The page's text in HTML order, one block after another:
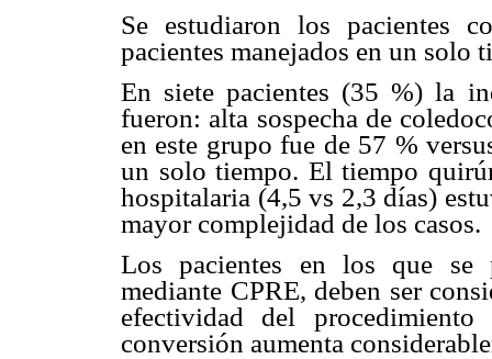
Se estudiaron los pacientes
pacientes manejados en un solo
En siete pacientes (35 %) la
fueron: alta sospecha de
en este grupo fue de 57 %
un solo tiempo. El tiempo
hospitalaria (4,5 vs 2,3 días)
mayor complejidad de los casos.
Los pacientes en los que se
mediante CPRE, deben ser
efectividad del
conversión aumenta